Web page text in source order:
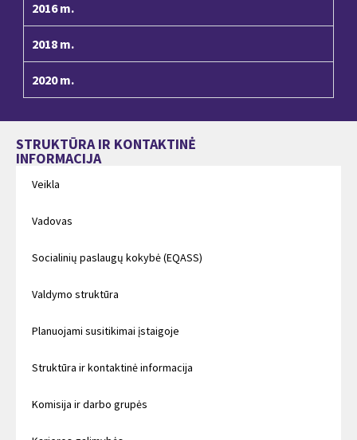
2016 m.
2018 m.
2020 m.
STRUKTŪRA IR KONTAKTINĖ
INFORMACIJA
Veikla
Vadovas
Socialinių paslaugų kokybė (EQASS)
Valdymo struktūra
Planuojami susitikimai įstaigoje
Struktūra ir kontaktinė informacija
Komisija ir darbo grupės